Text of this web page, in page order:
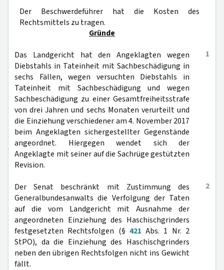
Der Beschwerdeführer hat die Kosten des
Rechtsmittels zu tragen.
Gründe
1
Das Landgericht hat den Angeklagten wegen
Diebstahls in Tateinheit mit Sachbeschädigung in
sechs Fällen, wegen versuchten Diebstahls in
Tateinheit mit Sachbeschädigung und wegen
Sachbeschädigung zu einer Gesamtfreiheitsstrafe
von drei Jahren und sechs Monaten verurteilt und
die Einziehung verschiedener am 4. November 2017
beim Angeklagten sichergestellter Gegenstände
angeordnet. Hiergegen wendet sich der
Angeklagte mit seiner auf die Sachrüge gestützten
Revision.
2
Der Senat beschränkt mit Zustimmung des
Generalbundesanwalts die Verfolgung der Taten
auf die vom Landgericht mit Ausnahme der
angeordneten Einziehung des Haschischgrinders
festgesetzten Rechtsfolgen (§ 421 Abs. 1 Nr. 2
StPO), da die Einziehung des Haschischgrinders
neben den übrigen Rechtsfolgen nicht ins Gewicht
fällt.